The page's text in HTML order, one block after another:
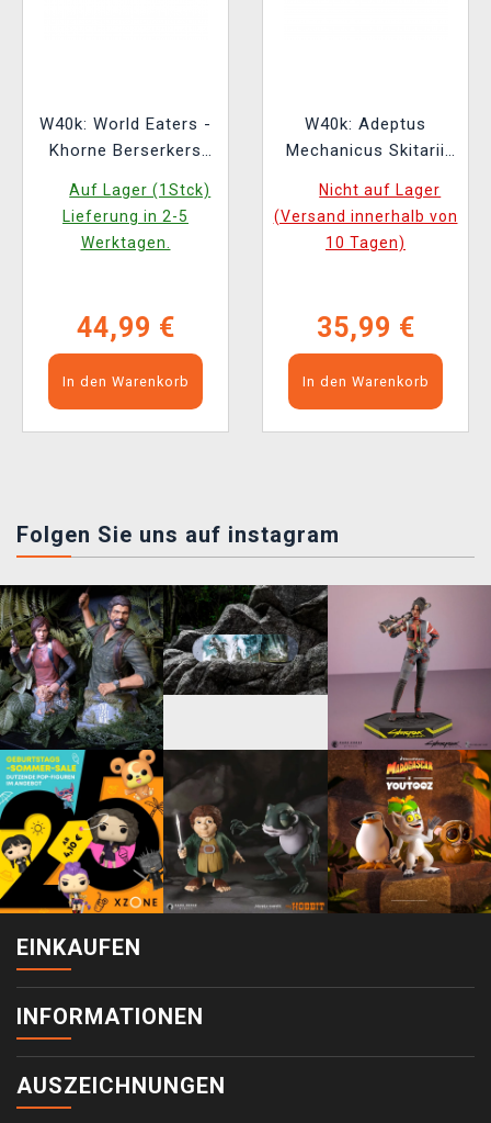
W40k: World Eaters -
Khorne Berserkers
Auf Lager (1Stck)
Lieferung in 2-5
Werktagen.
44,99 €
In den Warenkorb
W40k: Adeptus
Mechanicus Skitarii
Nicht auf Lager
(Versand innerhalb von
10 Tagen)
35,99 €
In den Warenkorb
Folgen Sie uns auf instagram
EINKAUFEN
INFORMATIONEN
AUSZEICHNUNGEN